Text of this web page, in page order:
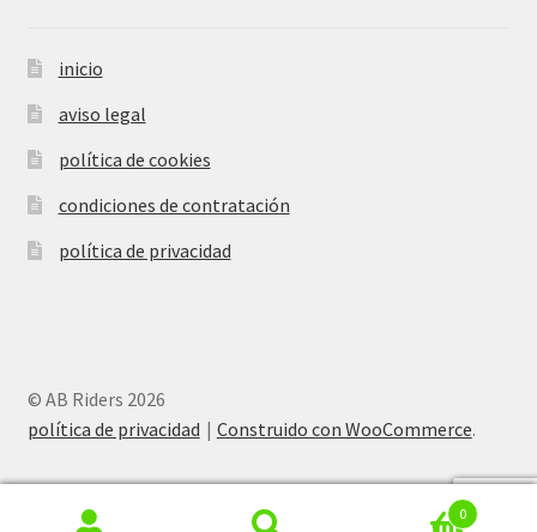
inicio
aviso legal
política de cookies
condiciones de contratación
política de privacidad
© AB Riders 2026
política de privacidad
Construido con WooCommerce.
0